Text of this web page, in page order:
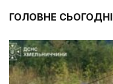
ГОЛОВНЕ СЬОГОДНІ